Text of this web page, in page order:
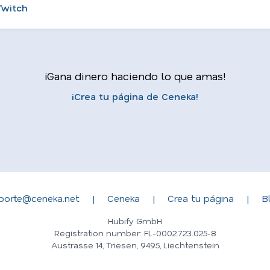
¡Gana dinero haciendo lo que amas!
¡Crea tu página de Ceneka!
| Ceneka | Crea tu página |
Hubify GmbH
Registration number: FL-0002.723.025-8
Austrasse 14, Triesen, 9495, Liechtenstein